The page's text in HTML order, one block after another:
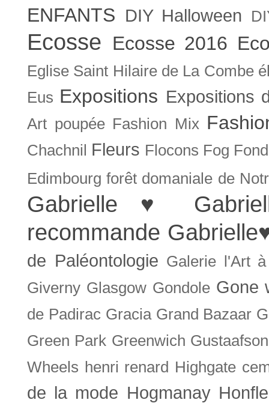
ENFANTS DIY Halloween
Ecosse Ecosse 2016
Eglise Saint Hilaire de La Combe
Eus Expositions Expositions
Art poupée Fashion Mix
Chachnil Fleurs Flocons Fog
Edimbourg forêt domaniale de
Gabrielle ♥
recommande
de Paléontologie Galerie l'Art
Giverny Glasgow Gondole Gone
de Padirac Gracia Grand Bazaar
Green Park Greenwich Gustaafson
Wheels henri renard Highgate
de la mode Hogmanay